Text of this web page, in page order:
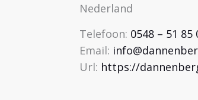
Nederland
Telefoon: 0548 – 51 85
Email:
Url: https://